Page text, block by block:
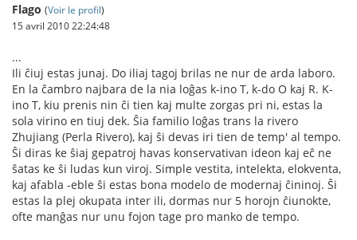
Flago (Voir le profil)
15 avril 2010 22:24:48
...
Ili ĉiuj estas junaj. Do iliaj tagoj brilas ne nur de arda laboro.
En la ĉambro najbara de la nia loĝas k-ino T, k-do O kaj R. K-
ino T, kiu prenis nin ĉi tien kaj multe zorgas pri ni, estas la
sola virino en tiuj dek. Ŝia familio loĝas trans la rivero
Zhujiang (Perla Rivero), kaj ŝi devas iri tien de temp' al tempo.
Ŝi diras ke ŝiaj gepatroj havas konservativan ideon kaj eĉ ne
ŝatas ke ŝi ludas kun viroj. Simple vestita, intelekta, elokventa,
kaj afabla -eble ŝi estas bona modelo de modernaj ĉininoj. Ŝi
estas la plej okupata inter ili, dormas nur 5 horojn ĉiunokte,
ofte manĝas nur unu fojon tage pro manko de tempo.